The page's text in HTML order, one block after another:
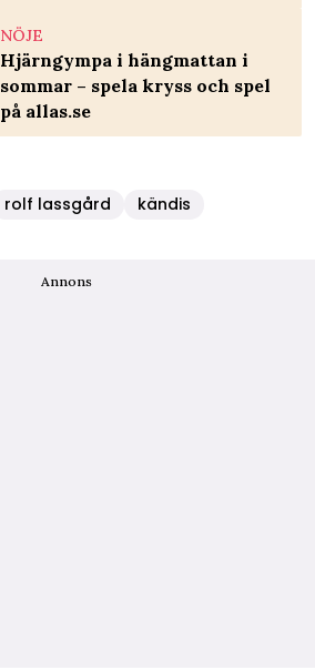
NÖJE
Hjärngympa i hängmattan i
sommar – spela kryss och spel
på allas.se
rolf lassgård kändis
Annons